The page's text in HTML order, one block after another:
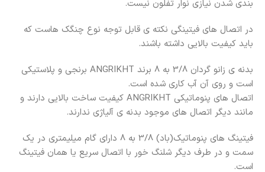
بندی شدن نیازی نوار تفلون نیست.
در اتصال های فیتینگی نکته ی قابل توجه نوع چنگک هاست که
باید کیفیت بالایی داشته باشند.
بدنه ی زانو گردان 3/8 به 8 برند ANGRIKHT برنجی و پلاستیکی
است و روی آن آب کاری شده است.
اتصال های پنوماتیکی ANGRIKHT کیفیت ساخت بالایی دارند و
مانند دیگر اتصال های موجود بدنه ی آلیاژی ندارند.
فیتینگ های پنوماتیک(باد) 3/8 به 8 دارای گام میلیمتری در یک
سمت و در طرف دیگر شلنگ خور با اتصال سریع یا همان فیتینگ
است.